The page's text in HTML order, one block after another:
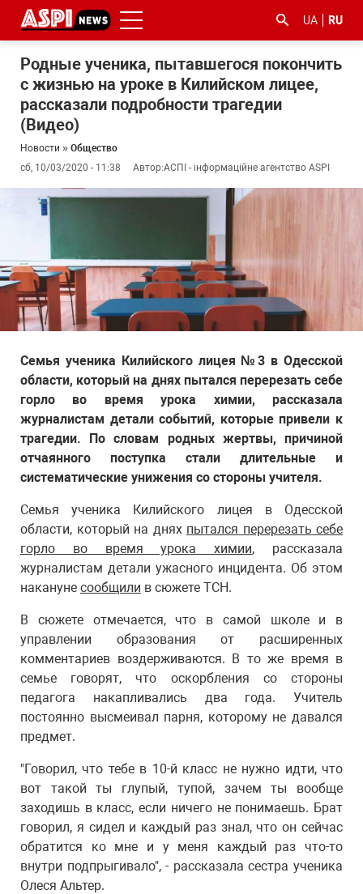
UA RU
Родные ученика, пытавшегося покончить
с жизнью на уроке в Килийском лицее,
рассказали подробности трагедии
(Видео)
Новости » Общество
сб, 10/03/2020 - 11:38
Автор:АСПІ - інформаційне агентство ASPI
Семья ученика Килийского лицея №3 в Одесской
области, который на днях пытался перерезать себе
горло во время урока химии, рассказала
журналистам детали событий, которые привели к
трагедии. По словам родных жертвы, причиной
отчаянного поступка стали длительные и
систематические унижения со стороны учителя.
Семья ученика Килийского лицея в Одесской
области, который на днях пытался перерезать себе
горло во время урока химии, рассказала
журналистам детали ужасного инцидента. Об этом
накануне сообщили в сюжете ТСН.
В сюжете отмечается, что в самой школе и в
управлении образования от расширенных
комментариев воздерживаются. В то же время в
семье говорят, что оскорбления со стороны
педагога накапливались два года. Учитель
постоянно высмеивал парня, которому не давался
предмет.
"Говорил, что тебе в 10-й класс не нужно идти, что
вот такой ты глупый, тупой, зачем ты вообще
заходишь в класс, если ничего не понимаешь. Брат
говорил, я сидел и каждый раз знал, что он сейчас
обратится ко мне и у меня каждый раз что-то
внутри подпрыгивало", - рассказала сестра ученика
Олеся Альтер.
з
корупцією